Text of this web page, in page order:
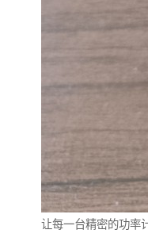
让每一台精密的功率